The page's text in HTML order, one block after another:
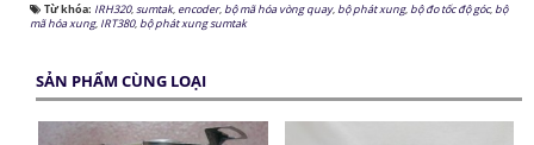
Từ khóa: IRH320,sumtak, encoder,bộ mã hóa vòng quay,bộ phát xung,bộ đo tốc độ góc,bộ
mã hóa xung, IRT380,bộ phát xung sumtak
SẢN PHẨM CÙNG LOẠI